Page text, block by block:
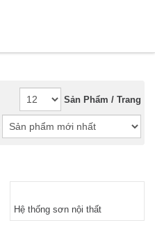
Sản Phẩm / Trang
Hệ thống sơn nội thất